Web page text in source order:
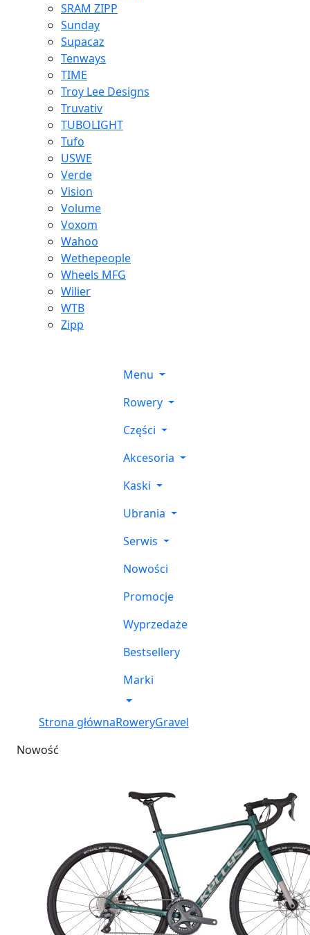
SRAM ZIPP
Sunday
Supacaz
Tenways
TIME
Troy Lee Designs
Truvativ
TUBOLIGHT
Tufo
USWE
Verde
Vision
Volume
Voxom
Wahoo
Wethepeople
Wheels MFG
Wilier
WTB
Zipp
Menu
Rowery
Części
Akcesoria
Kaski
Ubrania
Serwis
Nowości
Promocje
Wyprzedaże
Bestsellery
Marki
Strona głównaRoweryGravel
Nowość